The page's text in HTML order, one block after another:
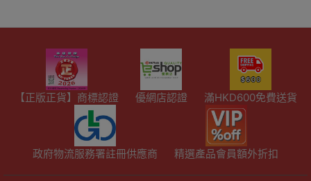
【正版正貨】商標認證 優網店認證 滿HKD600免費送貨
政府物流服務署註冊供應商 精選產品會員額外折扣